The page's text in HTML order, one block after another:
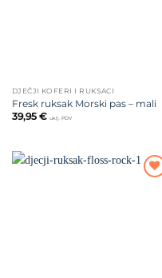
DJEČJI KOFERI I RUKSACI
Fresk ruksak Morski pas – mali
39,95 € uklj. PDV